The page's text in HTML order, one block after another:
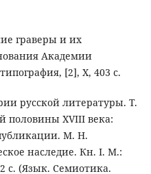
граверы и их
Академии
[2], X, 403 с.
русской литературы. Т.
половины XVIII века:
М. Н.
наследие. Кн. I. М.:
с. (Язык. Семиотика.